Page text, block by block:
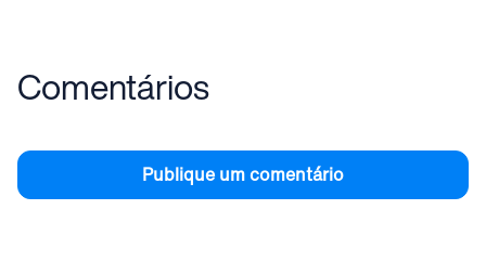
Comentários
Publique um comentário